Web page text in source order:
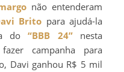
não entenderam
Brito para ajudá-la
do“BBB 24”nesta
campanha para
Davi ganhou R$ 5 mil